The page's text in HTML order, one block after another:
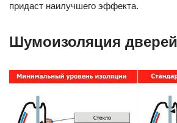
придаст наилучшего эффекта.
Шумоизоляция дверей